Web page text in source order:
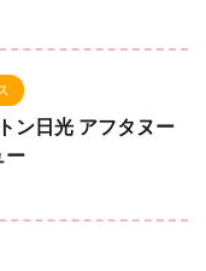
ン日光 アフタヌー
ー